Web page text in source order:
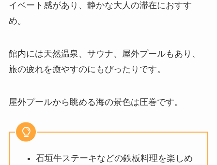
イベート感があり、静かな大人の滞在におすす
め。
館内には天然温泉、サウナ、屋外プールもあり、
旅の疲れを癒やすのにもぴったりです。
屋外プールから眺める海の景色は圧巻です。
石垣牛ステーキなどの鉄板料理を楽しめ